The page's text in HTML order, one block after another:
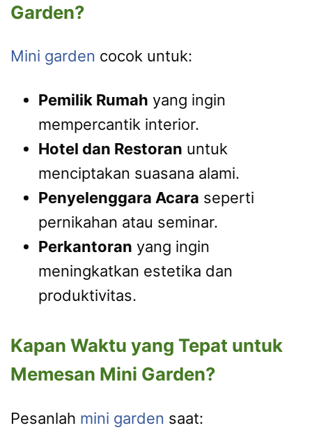
Garden?
Mini garden cocok untuk:
Pemilik Rumah yang ingin
mempercantik interior.
Hotel dan Restoran untuk
menciptakan suasana alami.
Penyelenggara Acara seperti
pernikahan atau seminar.
Perkantoran yang ingin
meningkatkan estetika dan
produktivitas.
Kapan Waktu yang Tepat untuk
Memesan Mini Garden?
Pesanlah mini garden saat: